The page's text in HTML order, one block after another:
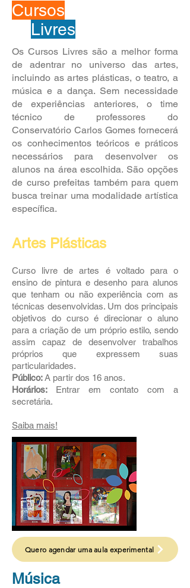
Cursos
Livres
Os Cursos Livres são a melhor forma
de adentrar no universo das artes,
incluindo as artes plásticas, o teatro, a
música e a dança. Sem necessidade
de experiências anteriores, o time
técnico de professores do
Conservatório Carlos Gomes fornecerá
os conhecimentos teóricos e práticos
necessários para desenvolver os
alunos na área escolhida. São opções
de curso prefeitas também para quem
busca treinar uma modalidade artística
específica.
Artes Plásticas
Curso livre de artes é voltado para o
ensino de pintura e desenho para alunos
que tenham ou não experiência com as
técnicas desenvolvidas. Um dos principais
objetivos do curso é direcionar o aluno
para a criação de um próprio estilo, sendo
assim capaz de desenvolver trabalhos
próprios que expressem suas
particularidades.
Público:A partir dos 16 anos.
Horários: Entrar em contato com a
secretária.
Saiba mais!
Quero agendar uma aula experimental
Música